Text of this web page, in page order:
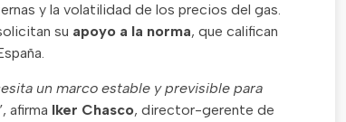
y la volatilidad de los precios del gas.
su apoyo a la norma, que califican
.
un marco estable y previsible para
afirma Iker Chasco, director-gerente de